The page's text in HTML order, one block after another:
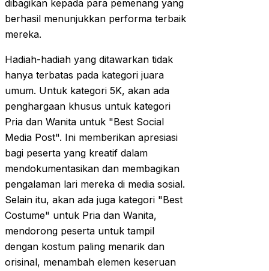
dibagikan kepada para pemenang yang
berhasil menunjukkan performa terbaik
mereka.
Hadiah-hadiah yang ditawarkan tidak
hanya terbatas pada kategori juara
umum. Untuk kategori 5K, akan ada
penghargaan khusus untuk kategori
Pria dan Wanita untuk "Best Social
Media Post". Ini memberikan apresiasi
bagi peserta yang kreatif dalam
mendokumentasikan dan membagikan
pengalaman lari mereka di media sosial.
Selain itu, akan ada juga kategori "Best
Costume" untuk Pria dan Wanita,
mendorong peserta untuk tampil
dengan kostum paling menarik dan
orisinal, menambah elemen keseruan